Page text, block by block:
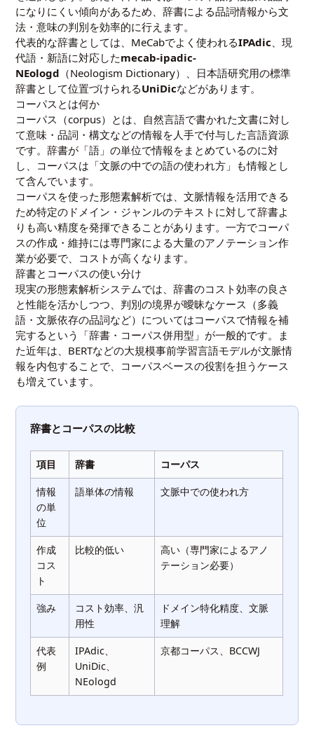
になりにくい傾向があるため、辞書による品詞情報から文
法・意味の判別を効率的に行えます。
代表的な辞書としては、MeCabでよく使われるIPAdic 、現
代語・新語に対応したmecab-ipadic-
NEologd （Neologism Dictionary）、日本語研究用の標準
辞書として位置づけられるUniDicなどがあります。
コーパスとは何か
コーパス（corpus）とは、自然言語で書かれた文書に対し
て意味・品詞・構文などの情報を人手で付与した言語資源
です。辞書が「語」の単位で情報をまとめているのに対
し、コーパスは「文脈の中での語の使われ方」も情報とし
て含んでいます。
コーパスを使った形態素解析では、文脈情報を活用できる
ため特定のドメイン・ジャンルのテキストに対して辞書よ
りも高い精度を発揮できることがあります。一方でコーパ
スの作成・維持には専門家による大量のアノテーション作
業が必要で、コストが高くなります。
辞書とコーパスの使い分け
現実の形態素解析システムでは、辞書のコスト効率の良さ
と性能を活かしつつ、判別の境界が曖昧なケース（多義
語・文脈依存の品詞など）についてはコーパスで情報を補
完するという「辞書・コーパス併用型」が一般的です。ま
た近年は、BERTなどの大規模事前学習言語モデルが文脈情
報を内包することで、コーパスベースの役割を担うケース
も増えています。
辞書とコーパスの比較
項目 辞書 コーパス
情報
の単
位
語単体の情報 文脈中での使われ方
作成
コス
ト
比較的低い
高い（専門家によるアノ
テーション必要）
強み
コスト効率、汎
用性
ドメイン特化精度、文脈
理解
代表
例
IPAdic、
UniDic、
NEologd
京都コーパス、BCCWJ